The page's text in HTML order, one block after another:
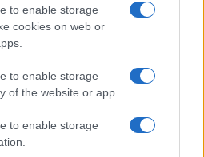
to enable storage
cookies on web or
to enable storage
of the website or app.
to enable storage
una corporazione che
mentre il servizio che
a funzionare
è semplice e